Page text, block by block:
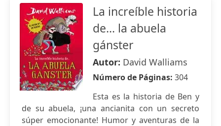
La increíble historia
de... la abuela
gánster
Autor: David Walliams
Número de Páginas: 304
Esta es la historia de Ben y
de su abuela, ¡una ancianita con un secreto
súper emocionante! Humor y aventuras de la